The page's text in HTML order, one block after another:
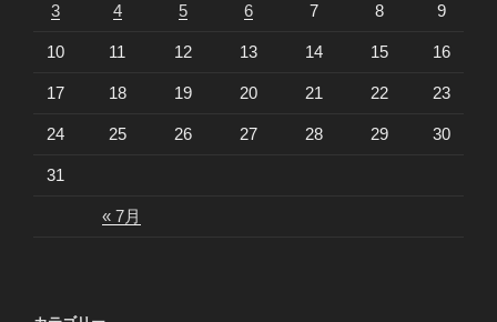
« 7月
3 4 5 6 7 8 9
10 11 12 13 14 15 16
17 18 19 20 21 22 23
24 25 26 27 28 29 30
31